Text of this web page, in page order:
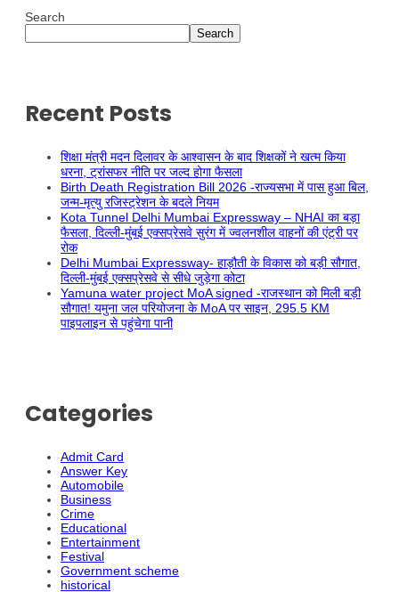
Search
Search
Recent Posts
शिक्षा मंत्री मदन दिलावर के आश्वासन के बाद शिक्षकों ने खत्म किया
धरना, ट्रांसफर नीति पर जल्द होगा फैसला
Birth Death Registration Bill 2026 -राज्यसभा में पास हुआ बिल,
जन्म-मृत्यु रजिस्ट्रेशन के बदले नियम
Kota Tunnel Delhi Mumbai Expressway – NHAI का बड़ा
फैसला, दिल्ली-मुंबई एक्सप्रेसवे सुरंग में ज्वलनशील वाहनों की एंट्री पर
रोक
Delhi Mumbai Expressway- हाड़ौती के विकास को बड़ी सौगात,
दिल्ली-मुंबई एक्सप्रेसवे से सीधे जुड़ेगा कोटा
Yamuna water project MoA signed -राजस्थान को मिली बड़ी
सौगात! यमुना जल परियोजना के MoA पर साइन, 295.5 KM
पाइपलाइन से पहुंचेगा पानी
Categories
Admit Card
Answer Key
Automobile
Business
Crime
Educational
Entertainment
Festival
Government scheme
historical